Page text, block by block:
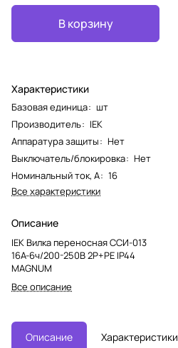
В корзину
Характеристики
Базовая единица: шт
Производитель: IEK
Аппаратура защиты: Нет
Выключатель/блокировка: Нет
Номинальный ток, А: 16
Все характеристики
Описание
IEK Вилка переносная ССИ-013
16А-6ч/200-250В 2Р+РЕ IP44
MAGNUM
Все описание
Описание Характеристики